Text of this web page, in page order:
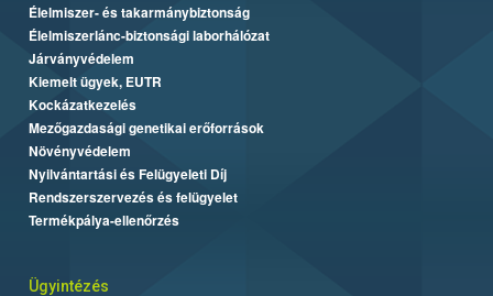
Élelmiszer- és takarmánybiztonság
Élelmiszerlánc-biztonsági laborhálózat
Járványvédelem
Kiemelt ügyek, EUTR
Kockázatkezelés
Mezőgazdasági genetikai erőforrások
Növényvédelem
Nyilvántartási és Felügyeleti Díj
Rendszerszervezés és felügyelet
Termékpálya-ellenőrzés
Ügyintézés